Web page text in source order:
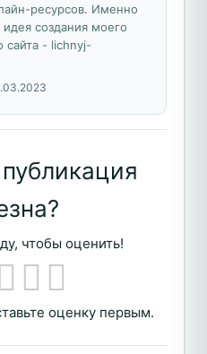
ресурсов. Именно
идея создания моего
сайта - lichnyj-
чтобы оценить!
оценку первым.